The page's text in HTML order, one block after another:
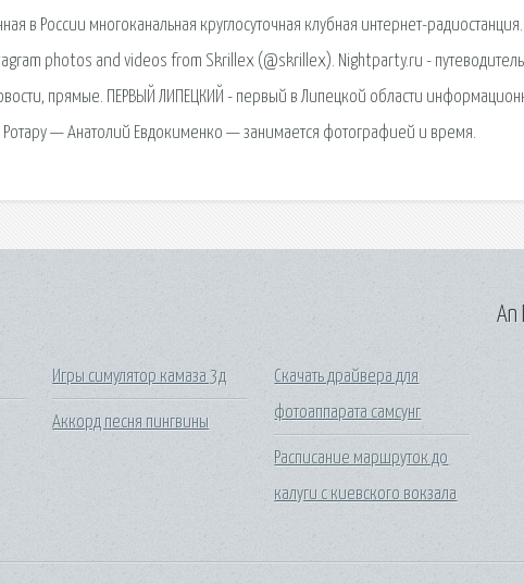
в России многоканальная круглосуточная клубная интернет-радиостанция.
photos and videos from Skrillex (@skrillex). Nightparty.ru -
прямые. ПЕРВЫЙ ЛИПЕЦКИЙ - первый в Липецкой области
— Анатолий Евдокименко — занимается фотографией и время.
Игры симулятор камаза 3д
Аккорд песня пингвины
Скачать драйвера для
фотоаппарата самсунг
Расписание маршруток до
калуги с киевского вокзала
An